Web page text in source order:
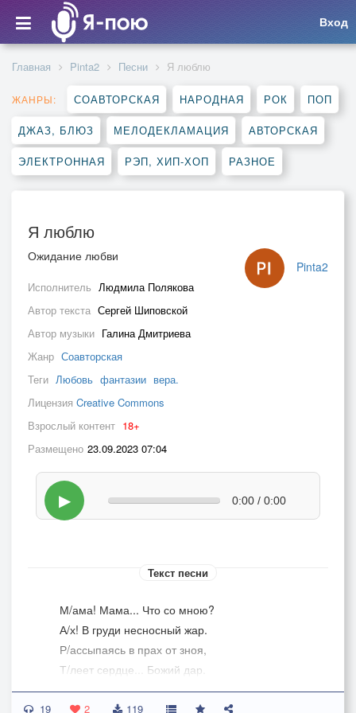
Вход
Главная Pinta2 Песни Я люблю
ЖАНРЫ: СОАВТОРСКАЯ НАРОДНАЯ РОК ПОП
ДЖАЗ, БЛЮЗ МЕЛОДЕКЛАМАЦИЯ АВТОРСКАЯ
ЭЛЕКТРОННАЯ РЭП, ХИП-ХОП РАЗНОЕ
Я люблю
Pinta2
Ожидание любви
Исполнитель Людмила Полякова
Автор текста Сергей Шиповской
Автор музыки Галина Дмитриева
Жанр Соавторская
Теги Любовь фантазии вера.
Лицензия Creative Commons
Взрослый контент 18+
Размещено 23.09.2023 07:04
▶ 0:00 / 0:00
Текст песни
М/ама! Мама... Что со мною?
А/х! В груди несносный жар.
Р/ассыпаясь в прах от зноя,
Т/леет сердце... Божий дар.
М/ама! Мне так часто грустно.
Е/сли даже рядом ты...
19 2 119